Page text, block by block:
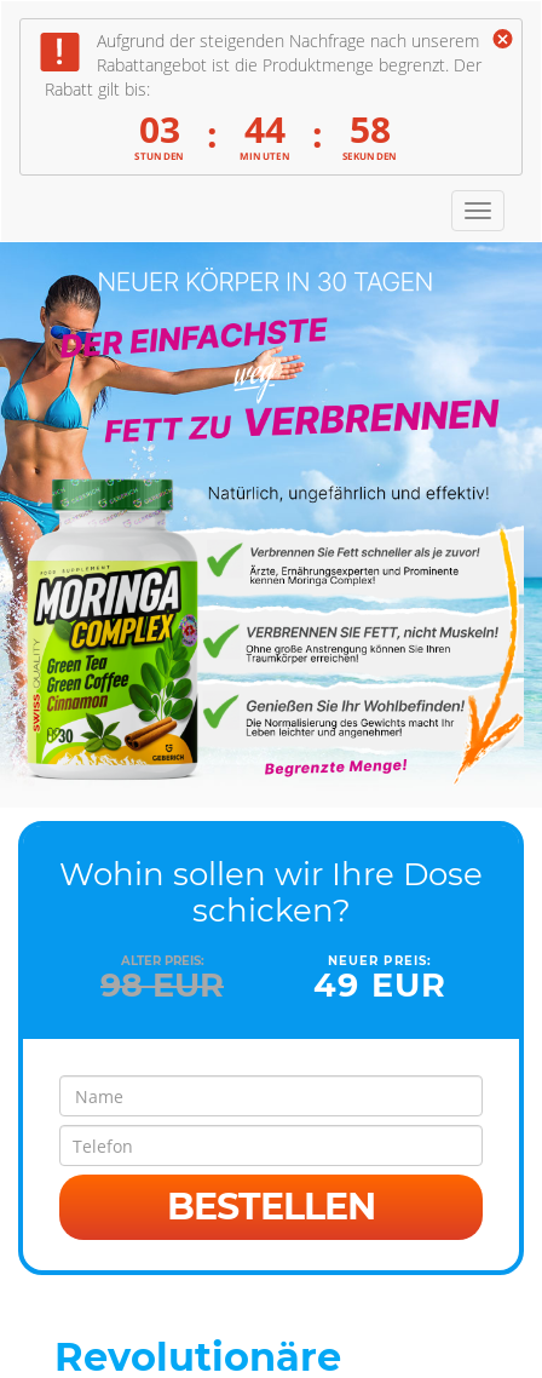
Aufgrund der steigenden Nachfrage nach unserem
Rabattangebot ist die Produktmenge begrenzt. Der
Rabatt gilt bis:
03
STUNDEN : 44
MINUTEN : 56
SEKUNDEN
Wohin sollen wir Ihre Dose
schicken?
ALTER PREIS:
98EUR
NEUER PREIS:
49 EUR
BESTELLEN
Revolutionäre